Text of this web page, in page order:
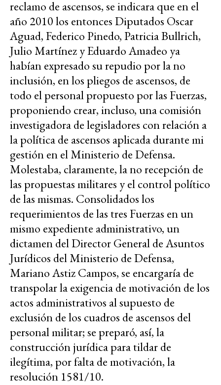
reclamo de ascensos, se indicara que en el
año 2010 los entonces Diputados Oscar
Aguad, Federico Pinedo, Patricia Bullrich,
Julio Martínez y Eduardo Amadeo ya
habían expresado su repudio por la no
inclusión, en los pliegos de ascensos, de
todo el personal propuesto por las Fuerzas,
proponiendo crear, incluso, una comisión
investigadora de legisladores con relación a
la política de ascensos aplicada durante mi
gestión en el Ministerio de Defensa.
Molestaba, claramente, la no recepción de
las propuestas militares y el control político
de las mismas. Consolidados los
requerimientos de las tres Fuerzas en un
mismo expediente administrativo, un
dictamen del Director General de Asuntos
Jurídicos del Ministerio de Defensa,
Mariano Astiz Campos, se encargaría de
transpolar la exigencia de motivación de los
actos administrativos al supuesto de
exclusión de los cuadros de ascensos del
personal militar; se preparó, así, la
construcción jurídica para tildar de
ilegítima, por falta de motivación, la
resolución 1581/10.